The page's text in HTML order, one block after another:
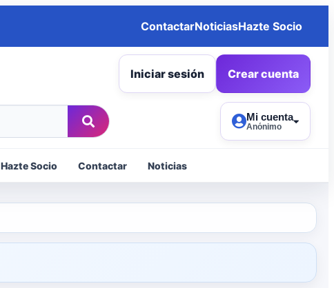
ContactarNoticiasHazte Socio
Iniciar sesión Crear cuenta
Mi cuenta
Anónimo
Hazte Socio Contactar Noticias